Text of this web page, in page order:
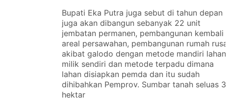
Bupati Eka Putra juga sebut di tahun depan
juga akan dibangun sebanyak 22 unit
jembatan permanen, pembangunan kembali
areal persawahan, pembangunan rumah rusak
akibat galodo dengan metode mandiri lahan
milik sendiri dan metode terpadu dimana
lahan disiapkan pemda dan itu sudah
dihibahkan Pemprov. Sumbar tanah seluas 3,8
hektar